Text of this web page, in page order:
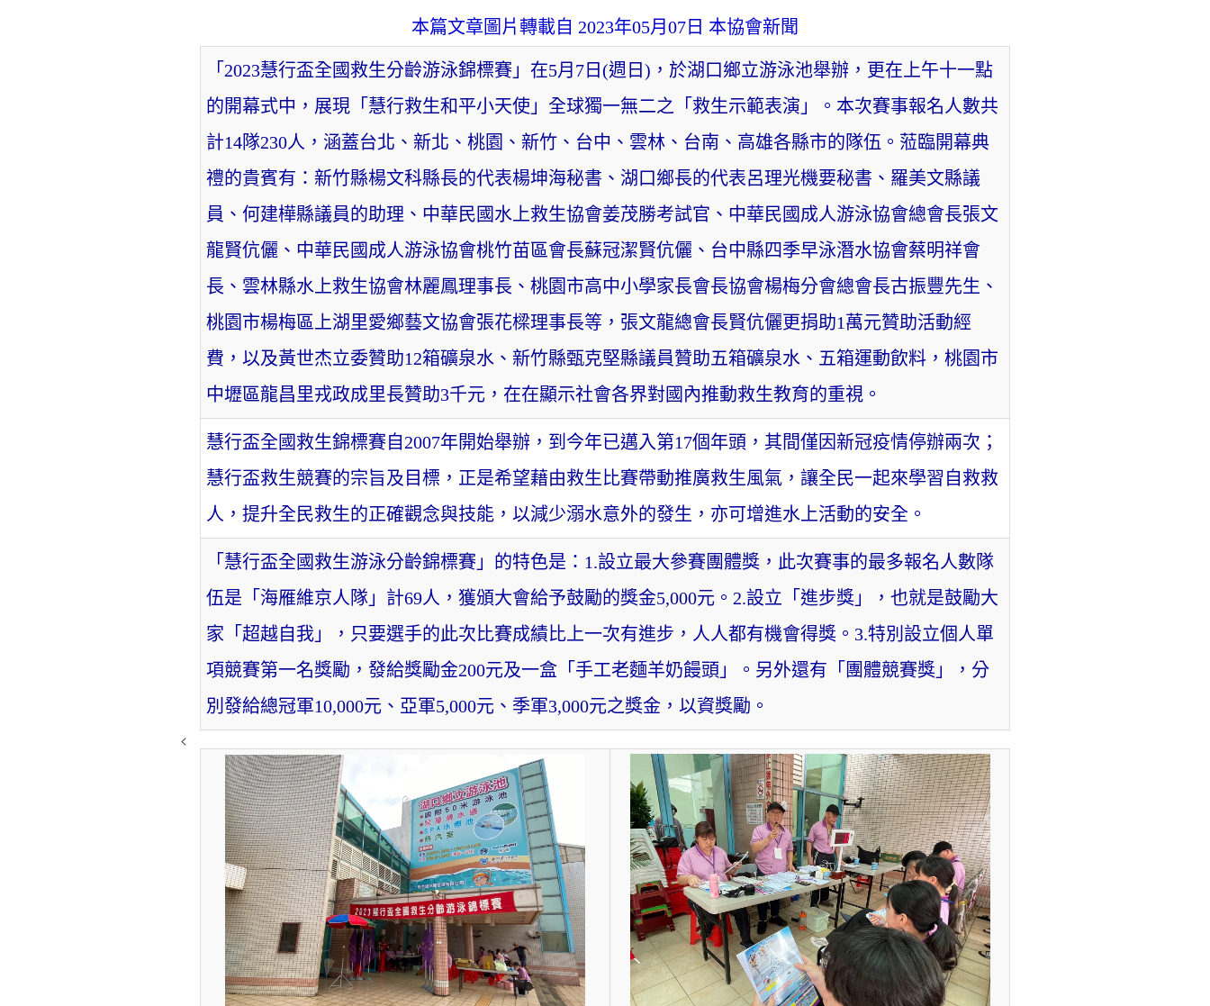
本篇文章圖片轉載自 2023年05月07日 本協會新聞
「2023慧行盃全國救生分齡游泳錦標賽」在5月7日(週日)，於湖口鄉立游泳池舉辦，更在上午十一點
的開幕式中，展現「慧行救生和平小天使」全球獨一無二之「救生示範表演」。本次賽事報名人數共
計14隊230人，涵蓋台北、新北、桃園、新竹、台中、雲林、台南、高雄各縣市的隊伍。蒞臨開幕典
禮的貴賓有：新竹縣楊文科縣長的代表楊坤海秘書、湖口鄉長的代表呂理光機要秘書、羅美文縣議
員、何建樺縣議員的助理、中華民國水上救生協會姜茂勝考試官、中華民國成人游泳協會總會長張文
龍賢伉儷、中華民國成人游泳協會桃竹苗區會長蘇冠潔賢伉儷、台中縣四季早泳潛水協會蔡明祥會
長、雲林縣水上救生協會林麗鳳理事長、桃園市高中小學家長會長協會楊梅分會總會長古振豐先生、
桃園市楊梅區上湖里愛鄉藝文協會張花樑理事長等，張文龍總會長賢伉儷更捐助1萬元贊助活動經
費，以及黃世杰立委贊助12箱礦泉水、新竹縣甄克堅縣議員贊助五箱礦泉水、五箱運動飲料，桃園市
中壢區龍昌里戎政成里長贊助3千元，在在顯示社會各界對國內推動救生教育的重視。
慧行盃全國救生錦標賽自2007年開始舉辦，到今年已邁入第17個年頭，其間僅因新冠疫情停辦兩次；
慧行盃救生競賽的宗旨及目標，正是希望藉由救生比賽帶動推廣救生風氣，讓全民一起來學習自救救
人，提升全民救生的正確觀念與技能，以減少溺水意外的發生，亦可增進水上活動的安全。
「慧行盃全國救生游泳分齡錦標賽」的特色是：1.設立最大參賽團體獎，此次賽事的最多報名人數隊
伍是「海雁維京人隊」計69人，獲頒大會給予鼓勵的獎金5,000元。2.設立「進步獎」，也就是鼓勵大
家「超越自我」，只要選手的此次比賽成績比上一次有進步，人人都有機會得獎。3.特別設立個人單
項競賽第一名獎勵，發給獎勵金200元及一盒「手工老麵羊奶饅頭」。另外還有「團體競賽獎」，分
別發給總冠軍10,000元、亞軍5,000元、季軍3,000元之獎金，以資獎勵。
<